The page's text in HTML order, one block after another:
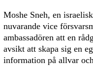
Moshe Sneh, en
nuvarande vice
ambassadören att en
avsikt att skapa sig en
information på allvar